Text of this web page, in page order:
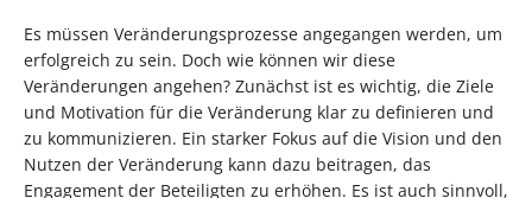
Es müssen Veränderungsprozesse angegangen werden, um
erfolgreich zu sein. Doch wie können wir diese
Veränderungen angehen? Zunächst ist es wichtig, die Ziele
und Motivation für die Veränderung klar zu definieren und
zu kommunizieren. Ein starker Fokus auf die Vision und den
Nutzen der Veränderung kann dazu beitragen, das
Engagement der Beteiligten zu erhöhen. Es ist auch sinnvoll,